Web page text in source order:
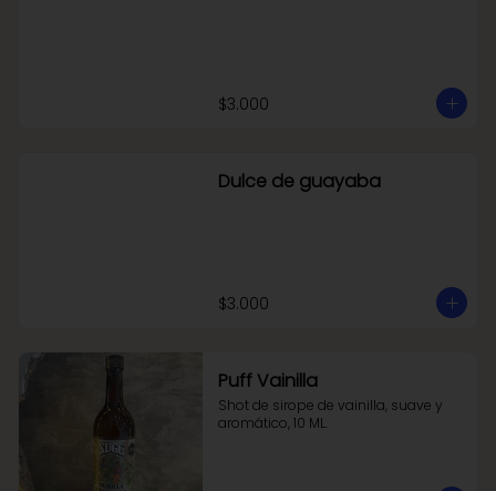
$3.000
Dulce de guayaba
$3.000
Puff Vainilla
Shot de sirope de vainilla, suave y
aromático, 10 ML.